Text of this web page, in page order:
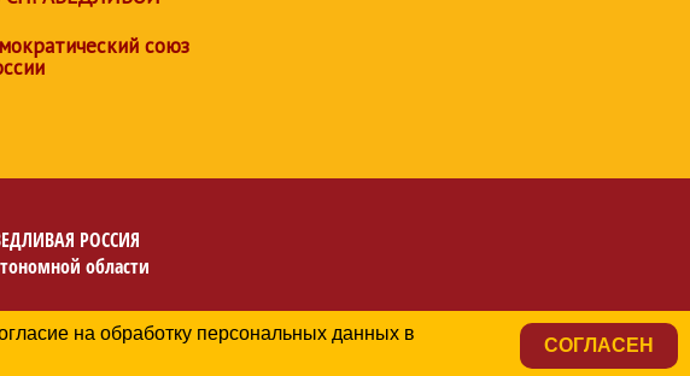
союз
РОССИЯ
области
данных
на обработку персональных данных в
СОГЛАСЕН